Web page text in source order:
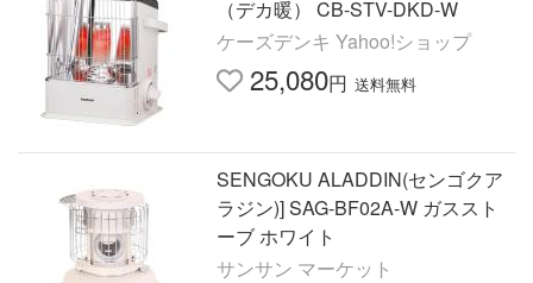
（デカ暖） CB-STV-DKD-W
ケーズデンキ Yahoo!ショップ
25,080円 送料無料
SENGOKU ALADDIN(センゴクア
ラジン)] SAG-BF02A-W ガススト
ーブ ホワイト
サンサン マーケット